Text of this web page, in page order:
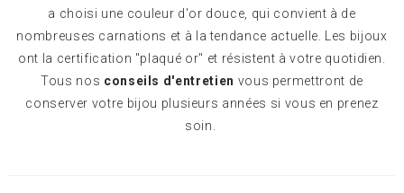
a choisi une couleur d'or douce, qui convient à de
nombreuses carnations et à la tendance actuelle. Les bijoux
ont la certification "plaqué or" et résistent à votre quotidien.
Tous nos conseils d'entretien vous permettront de
conserver votre bijou plusieurs années si vous en prenez
soin.